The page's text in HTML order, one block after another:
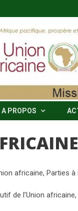
A PROPOS
africaine, Parties
de l’Union africaine,